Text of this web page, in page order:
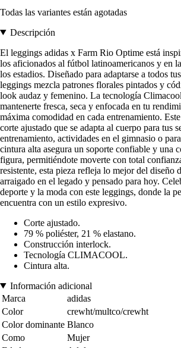
Todas las variantes están agotadas
Descripción
El leggings adidas x Farm Rio Optime está
los aficionados al fútbol latinoamericanos y en
los estadios. Diseñado para adaptarse a todos
leggings mezcla patrones florales pintados y
look audaz y femenino. La tecnología
mantenerte fresca, seca y enfocada en tu
máxima comodidad en cada entrenamiento.
corte ajustado que se adapta al cuerpo para tus
entrenamiento, actividades en el gimnasio o
cintura alta asegura un soporte confiable y una
figura, permitiéndote moverte con total
resistente, esta pieza refleja lo mejor del diseño
arraigado en el legado y pensado para hoy.
deporte y la moda con este leggings, donde la
encuentra con un estilo expresivo.
Corte ajustado.
79 % poliéster, 21 % elastano.
Construcción interlock.
Tecnología CLIMACOOL.
Cintura alta.
Información adicional
Marca
adidas
Color
crewht/multco/crewht
Color dominante Blanco
Como
Mujer